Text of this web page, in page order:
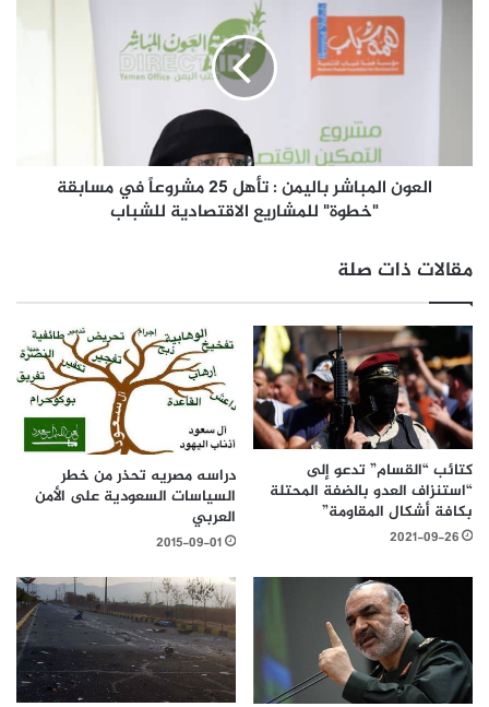
العون المباشر باليمن : تأهل 25 مشروعاً في مسابقة
"خطوة" للمشاريع الاقتصادية للشباب
مقالات ذات صلة
كتائب “القسام” تدعو إلى
“استنزاف العدو بالضفة المحتلة
بكافة أشكال المقاومة”
2021-09-26
دراسه مصريه تحذر من خطر
السياسات السعودية على الأمن
العربي
2015-09-01